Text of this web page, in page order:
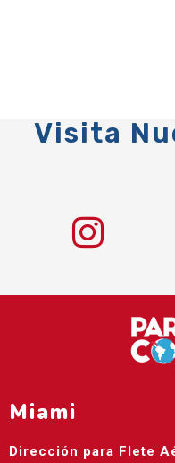
Visita
Miami
Dirección para Flete